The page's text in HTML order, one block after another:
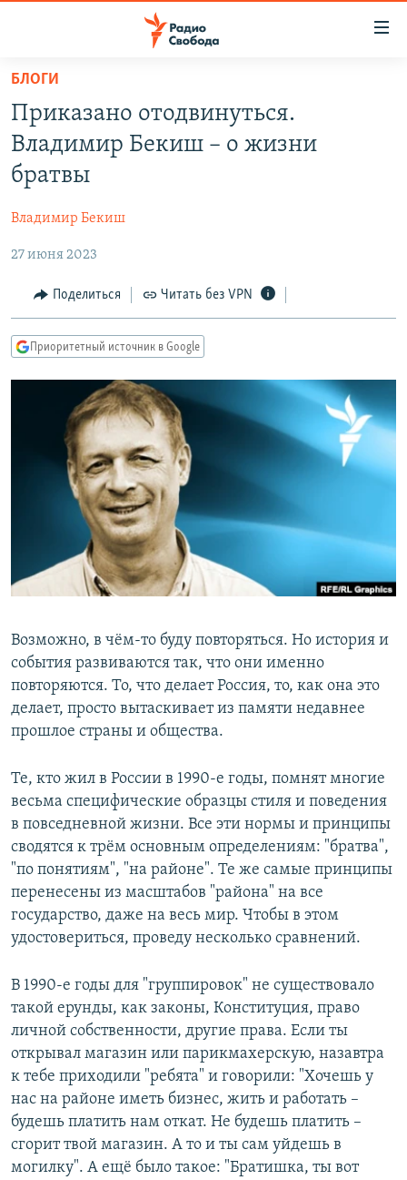
упрощенного
доступа
Вернуться
основному
Вернутся
навигации
Вернутся
поиску
ПОДКАСТЫ
АВТОРСКИЕ ПРОЕКТЫ
МНЕНИЯ
КУЛЬТУРА
IDEL.РЕАЛИИ
СЕВЕР.РЕАЛИИ
СИБИРЬ.РЕАЛИИ
РАСПИСАНИЕ ВЕЩАНИЯ
ПОДПИШИТЕСЬ НА РАССЫЛКУ
СОЦИАЛЬНЫЕ СЕТИ
Все сайты РСЕ/РС
БЛОГИ
Приказано отодвинуться.
Владимир Бекиш – о жизни
братвы
Владимир Бекиш
27 июня 2023
Поделиться Читать без VPN
Приоритетный источник в Google
Возможно, в чём-то буду повторяться. Но история и
события развиваются так, что они именно
повторяются. То, что делает Россия, то, как она это
делает, просто вытаскивает из памяти недавнее
прошлое страны и общества.
Те, кто жил в России в 1990-е годы, помнят многие
весьма специфические образцы стиля и поведения
в повседневной жизни. Все эти нормы и принципы
сводятся к трём основным определениям: "братва",
"по понятиям", "на районе". Те же самые принципы
перенесены из масштабов "района" на все
государство, даже на весь мир. Чтобы в этом
удостовериться, проведу несколько сравнений.
В 1990-е годы для "группировок" не существовало
такой ерунды, как законы, Конституция, право
личной собственности, другие права. Если ты
открывал магазин или парикмахерскую, назавтра
к тебе приходили "ребята" и говорили: "Хочешь у
нас на районе иметь бизнес, жить и работать –
будешь платить нам откат. Не будешь платить –
сгорит твой магазин. А то и ты сам уйдешь в
могилку". А ещё было такое: "Братишка, ты вот